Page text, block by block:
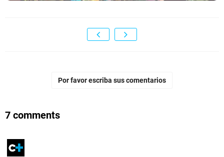
Por favor escriba sus comentarios
7 comments